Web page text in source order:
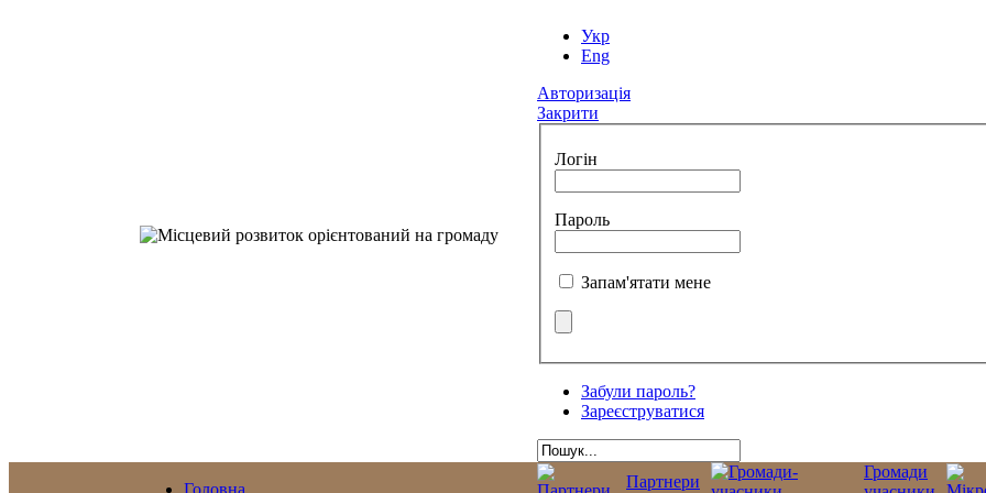
Укр
Eng
Авторизація
Закрити
Логін
Пароль
Запам'ятати мене
Забули пароль?
Зареєструватися
Головна
Партнери
Громади